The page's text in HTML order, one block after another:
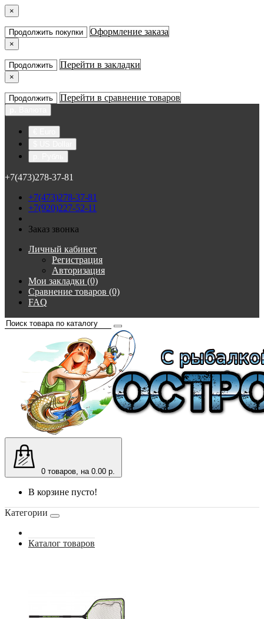
×
Продолжить покупки Оформление заказа
×
Продолжить Перейти в закладки
×
Продолжить Перейти в сравнение товаров
+7(473)278-37-81
+7(473)278-37-81
+7(920)227-52-11
Заказ звонка
Личный кабинет
Регистрация
Авторизация
Мои закладки (0)
Сравнение товаров (0)
FAQ
0 товаров, на 0.00 р.
В корзине пусто!
Категории
Каталог товаров